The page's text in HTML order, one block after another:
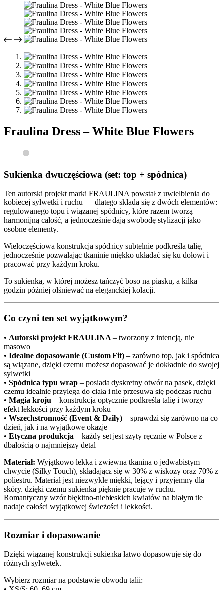
Fraulina Dress – White Blue Flowers
Sukienka dwuczęściowa (set: top + spódnica)
Ten autorski projekt marki FRAULINA powstał z uwielbienia do
kobiecej sylwetki i ruchu — dlatego składa się z dwóch elementów:
regulowanego topu i wiązanej spódnicy, które razem tworzą
harmonijną całość, a jednocześnie dają swobodę stylizacji jako
osobne elementy.
Wieloczęściowa konstrukcja spódnicy subtelnie podkreśla talię,
jednocześnie pozwalając tkaninie miękko układać się ku dołowi i
pracować przy każdym kroku.
To sukienka, w której możesz tańczyć boso na piasku, a kilka
godzin później olśniewać na eleganckiej kolacji.
Co czyni ten set wyjątkowym?
• Autorski projekt FRAULINA – tworzony z intencją, nie
masowo
• Idealne dopasowanie (Custom Fit) – zarówno top, jak i spódnica
są wiązane, dzięki czemu możesz dopasować je dokładnie do swojej
sylwetki
• Spódnica typu wrap – posiada dyskretny otwór na pasek, dzięki
czemu idealnie przylega do ciała i nie przesuwa się podczas ruchu
• Magia kroju – konstrukcja optycznie podkreśla talię i tworzy
efekt lekkości przy każdym kroku
• Wszechstronność (Event & Daily) – sprawdzi się zarówno na co
dzień, jak i na wyjątkowe okazje
• Etyczna produkcja – każdy set jest szyty ręcznie w Polsce z
dbałością o najmniejszy detal
Materiał: Wyjątkowo lekka i zwiewna tkanina o jedwabistym
chwycie (Silky Touch), składająca się w 30% z wiskozy oraz 70% z
poliestru. Materiał jest niezwykle miękki, lejący i przyjemny dla
skóry, dzięki czemu sukienka pięknie pracuje w ruchu.
Romantyczny wzór błękitno-niebieskich kwiatów na białym tle
nadaje całości wyjątkowej świeżości i lekkości.
Rozmiar i dopasowanie
Dzięki wiązanej konstrukcji sukienka łatwo dopasowuje się do
różnych sylwetek.
Wybierz rozmiar na podstawie obwodu talii: